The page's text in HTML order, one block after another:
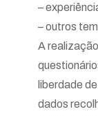
–
– outros
A
liberdade
dados